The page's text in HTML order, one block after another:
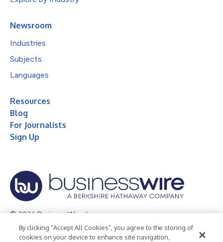
Newsroom
Industries
Subjects
Languages
Resources
Blog
For Journalists
Sign Up
© 2026 Business Wire, Inc.
Privacy Policy Cookie Policy Accessibility Statement
By clicking “Accept All Cookies”, you agree to the storing of
cookies on your device to enhance site navigation,